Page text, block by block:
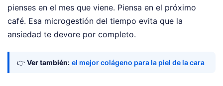
pienses en el mes que viene. Piensa en el próximo
café. Esa microgestión del tiempo evita que la
ansiedad te devore por completo.
👉 Ver también: el mejor colágeno para la piel de la cara